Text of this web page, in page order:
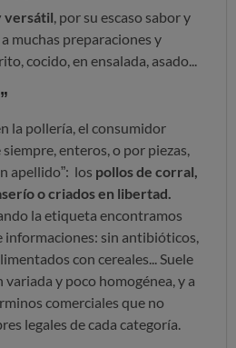
versátil , por su escaso sabor y
muchas preparaciones y
cocido, en ensalada, asado...
la pollería, el consumidor
enteros, o por piezas,
apellido”: los pollos de corral,
o criados en libertad.
la etiqueta encontramos
sin antibióticos,
con cereales... Suele
y poco homogénea, y a
comerciales que no
legales de cada categoría.